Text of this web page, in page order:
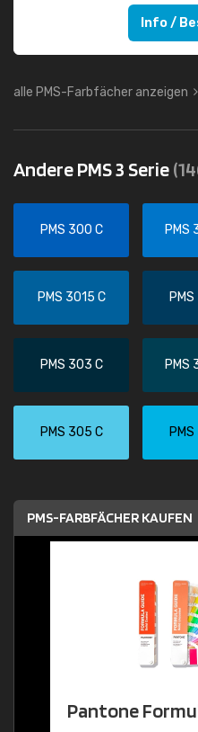
Info /
alle PMS-Farbfächer anzeigen
Andere PMS 3 Serie
PMS 300 C PMS
PMS 3015 C
PMS 303 C PMS
PMS 305 C
PMS-FARBFÄCHER KAUFEN
Pantone